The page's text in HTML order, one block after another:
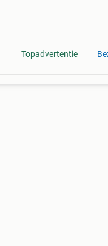
Topadvertentie